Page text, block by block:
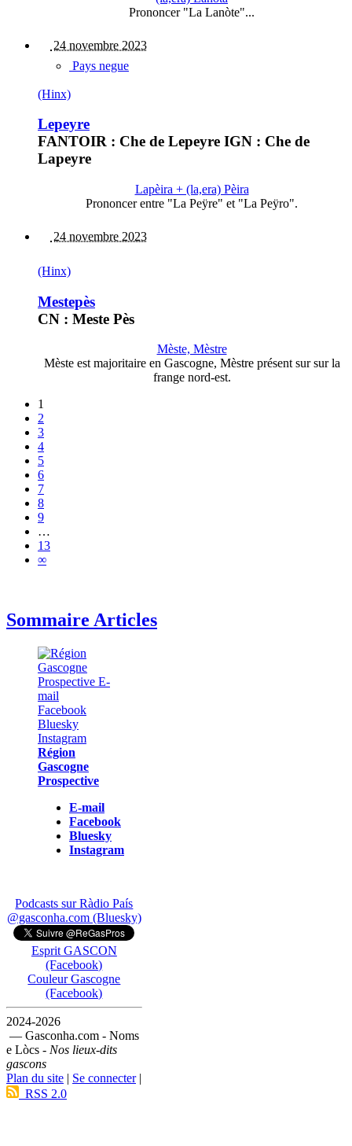
Prononcer "La Lanòte"...
24 novembre 2023
Pays negue
(Hinx)
Lepeyre
FANTOIR : Che de Lepeyre IGN : Che de
Lapeyre
Lapèira + (la,era) Pèira
Prononcer entre "La Peÿre" et "La Peÿro".
24 novembre 2023
(Hinx)
Mestepès
CN : Meste Pès
Mèste, Mèstre
Mèste est majoritaire en Gascogne, Mèstre présent sur sur la
frange nord-est.
1
2
3
4
5
6
7
8
9
…
13
∞
Sommaire Articles
Région
Gascogne
Prospective
E-mail
Facebook
Bluesky
Instagram
Podcasts sur Ràdio País
@gasconha.com (Bluesky)
Esprit GASCON
(Facebook)
Couleur Gascogne
(Facebook)
2024-2026
— Gasconha.com - Noms
e Lòcs - Nos lieux-dits
gascons
Plan du site | Se connecter|
RSS 2.0